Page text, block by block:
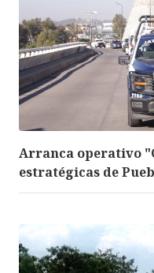
Arranca operativo
estratégicas de